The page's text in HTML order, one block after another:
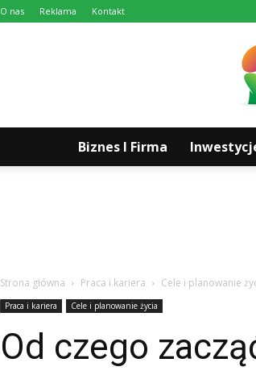
O nas Reklama Kontakt
Biznes I Firma
Strona główna Praca i kariera Cele i planowanie
Praca i kariera Cele i planowanie życia
Od czego